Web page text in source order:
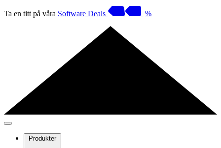
Ta en titt på våra Software Deals %
Produkter